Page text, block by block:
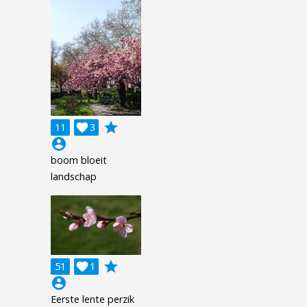
11 3

grade
account_circle
boom bloeit
landschap
51 1

grade
account_circle
Eerste lente perzik